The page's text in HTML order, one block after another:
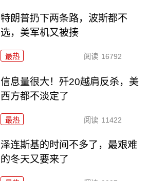
特朗普扔下两条路，波斯都不
选，美军机又被揍
最热 阅读 16792
信息量很大！歼20越肩反杀，美
西方都不淡定了
最热 阅读 11422
泽连斯基的时间不多了，最艰难
的冬天又要来了